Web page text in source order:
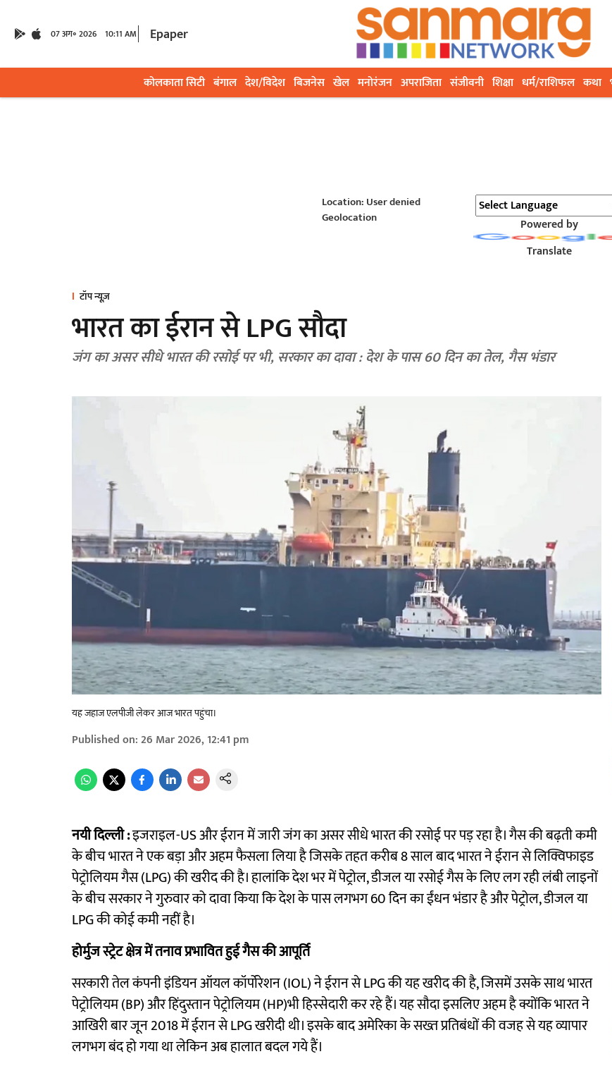
07 अग॰ 2026 10:11 AM Epaper
कोलकाता सिटी बंगाल देश/विदेश बिजनेस खेल मनोरंजन अपराजिता संजीवनी शिक्षा धर्म/राशिफल कथा
Location: User denied
Geolocation
Powered by
Translate
टॉप न्यूज़
भारत का ईरान से LPG सौदा
जंग का असर सीधे भारत की रसोई पर भी, सरकार का दावा : देश के पास 60 दिन का तेल, गैस भंडार
यह जहाज एलपीजी लेकर आज भारत पहुंचा।
Published on:26 Mar 2026, 12:41 pm
नयी दिल्ली :इजराइल-US और ईरान में जारी जंग का असर सीधे भारत की रसोई पर पड़ रहा है। गैस की बढ़ती कमी
के बीच भारत ने एक बड़ा और अहम फैसला लिया है जिसके तहत करीब 8 साल बाद भारत ने ईरान से लिक्विफाइड
पेट्रोलियम गैस (LPG) की खरीद की है। हालांकि देश भर में पेट्रोल, डीजल या रसोई गैस के लिए लग रही लंबी लाइनों
के बीच सरकार ने गुरुवार को दावा किया कि देश के पास लगभग 60 दिन का ईंधन भंडार है और पेट्रोल, डीजल या
LPG की कोई कमी नहीं है।
होर्मुज स्ट्रेट क्षेत्र में तनाव प्रभावित हुई गैस की आपूर्ति
सरकारी तेल कंपनी इंडियन ऑयल कॉर्पोरेशन (IOL) ने ईरान से LPG की यह खरीद की है, जिसमें उसके साथ भारत
पेट्रोलियम (BP) और हिंदुस्तान पेट्रोलियम (HP)भी हिस्सेदारी कर रहे हैं। यह सौदा इसलिए अहम है क्योंकि भारत ने
आखिरी बार जून 2018 में ईरान से LPG खरीदी थी। इसके बाद अमेरिका के सख्त प्रतिबंधों की वजह से यह व्यापार
लगभग बंद हो गया था लेकिन अब हालात बदल गये हैं।